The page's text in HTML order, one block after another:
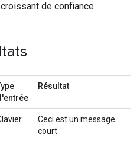
de confiance.
Résultat
Ceci est un message
court